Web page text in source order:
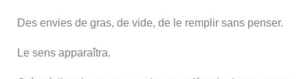
Des envies de gras, de vide, de le remplir sans penser.
Le sens apparaîtra.